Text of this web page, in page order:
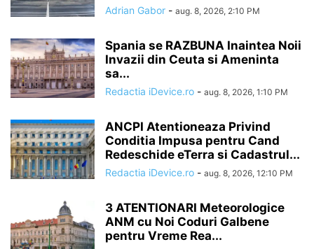
Adrian Gabor - aug. 8, 2026, 2:10 PM
Spania se RAZBUNA Inaintea Noii
Invazii din Ceuta si Ameninta
sa...
Redactia iDevice.ro - aug. 8, 2026, 1:10 PM
ANCPI Atentioneaza Privind
Conditia Impusa pentru Cand
Redeschide eTerra si Cadastrul...
Redactia iDevice.ro - aug. 8, 2026, 12:10 PM
3 ATENTIONARI Meteorologice
ANM cu Noi Coduri Galbene
pentru Vreme Rea...